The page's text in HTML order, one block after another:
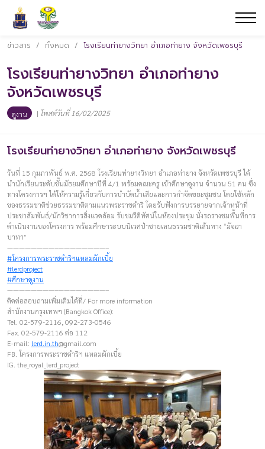
ข่าวสาร / ทั้งหมด / โรงเรียนท่ายางวิทยา อำเภอท่ายาง จังหวัดเพชรบุรี
โรงเรียนท่ายางวิทยา อำเภอท่ายาง
จังหวัดเพชรบุรี
ดูงาน | โพสต์วันที่ 16/02/2025
โรงเรียนท่ายางวิทยา อำเภอท่ายาง จังหวัดเพชรบุรี
วันที่ 15 กุมภาพันธ์ พ.ศ. 2568 โรงเรียนท่ายางวิทยา อำเภอท่ายาง จังหวัดเพชรบุรี ได้
นำนักเรียนระดับชั้นมัธยมศึกษาปีที่ 4/1 พร้อมคณะครู เข้าศึกษาดูงาน จำนวน 51 คน ซึ่ง
ทางโครงการฯ ได้ให้ความรู้เกี่ยวกับการบำบัดน้ำเสียและการกำจัดขยะชุมชน โดยใช้หลัก
ของธรรมชาติช่วยธรรมชาติตามแนวพระราชดำริ โดยรับฟังการบรรยายจากเจ้าหน้าที่
ประชาสัมพันธ์/นักวิชาการสิ่งแวดล้อม รับชมวีดิทัศน์ในห้องประชุม นั่งรถรางชมพื้นที่การ
ดำเนินงานของโครงการ พร้อมศึกษาระบบนิเวศป่าชายเลนธรรมชาติเส้นทาง “มัจฉา
บาทา”
————————–————————–
#โครงการพระราชดำริฯแหลมผักเบี้ย
#lerdproject
#ศึกษาดูงาน
————————–————————–
ติดต่อสอบถามเพิ่มเติมได้ที่/ For more information
สำนักงานกรุงเทพฯ (Bangkok Office):
Tel. 02-579-2116, 092-273-0546
Fax. 02-579-2116 ต่อ 112
E-mail: lerd.in.th@gmail.com
FB. โครงการพระราชดำริฯ แหลมผักเบี้ย
IG. the_royal_lerd_project